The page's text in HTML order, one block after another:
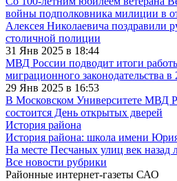
войны подполковника милиции в
Алексея Николаевича поздравили
столичной полиции
31 Янв 2025 в 18:44
МВД России подводит итоги
миграционного законодательства в
29 Янв 2025 в 16:53
В Московском Университете МВД
состоится День открытых дверей
История района
История района: школа имени
На месте Песчаных улиц век назад
Все новости рубрики
Районные интернет-газеты САО